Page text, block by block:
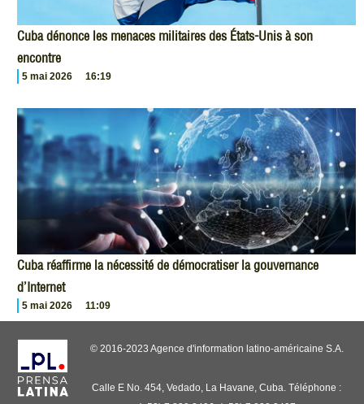
Cuba dénonce les menaces militaires des États-Unis à son
encontre
5 mai 2026 16:19
Cuba réaffirme la nécessité de démocratiser la gouvernance
d’Internet
5 mai 2026 11:09
© 2016-2023 Agence d'information latino-américaine S.A.
Calle E No. 454, Vedado, La Havane, Cuba. Téléphone :